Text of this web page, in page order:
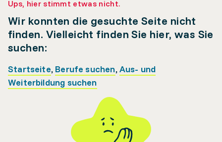
Ups, hier stimmt etwas nicht.
Wir konnten die gesuchte Seite nicht
finden. Vielleicht finden Sie hier, was Sie
suchen:
Startseite, Berufe suchen,Aus- und
Weiterbildung suchen